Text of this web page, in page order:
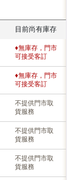
目前尚有庫存
♦無庫存，門市
可接受客訂
♦無庫存，門市
可接受客訂
不提供門市取
貨服務
不提供門市取
貨服務
不提供門市取
貨服務